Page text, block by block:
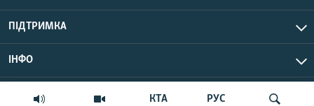
КТА РУС
ПІДТРИМКА
ІНФО
© Крим.Реалії, 2026 | Усі права застережено.